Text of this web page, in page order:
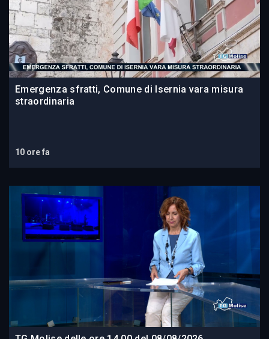
Emergenza sfratti, Comune di Isernia vara misura
straordinaria
10 ore fa